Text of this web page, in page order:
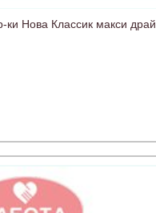
ки Нова Классик макси драй